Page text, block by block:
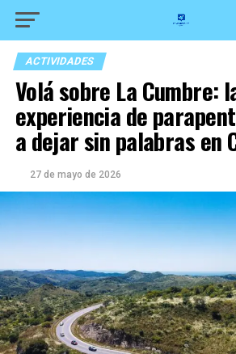
ACTIVIDADES
Volá sobre La Cumbre:
experiencia de
a dejar sin palabras en
27 de mayo de 2026